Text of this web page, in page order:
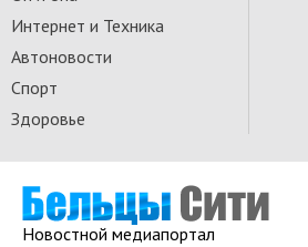
Интернет и Техника
Автоновости
Спорт
Здоровье
Новостной медиапортал